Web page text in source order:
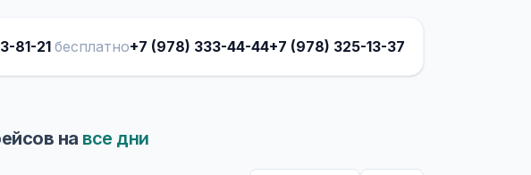
81-21 бесплатно+7 (978) 333-44-44+7 (978) 325-13-37
на все дни